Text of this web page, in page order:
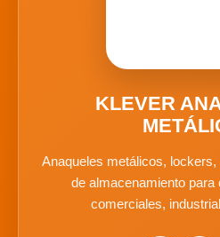
KLEVER
Anaqueles metálicos,
de almacenamiento para
comerciales,